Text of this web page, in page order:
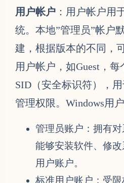
用户帐户 ：用户帐户用
统。本地”管理员”帐户
建，根据版本的不同，
用户帐户，如Guest，
SID（安全标识符），
管理权限。Windows用
管理员账户：拥有对
能够安装软件、修
用户账户。
标准用户账户：受